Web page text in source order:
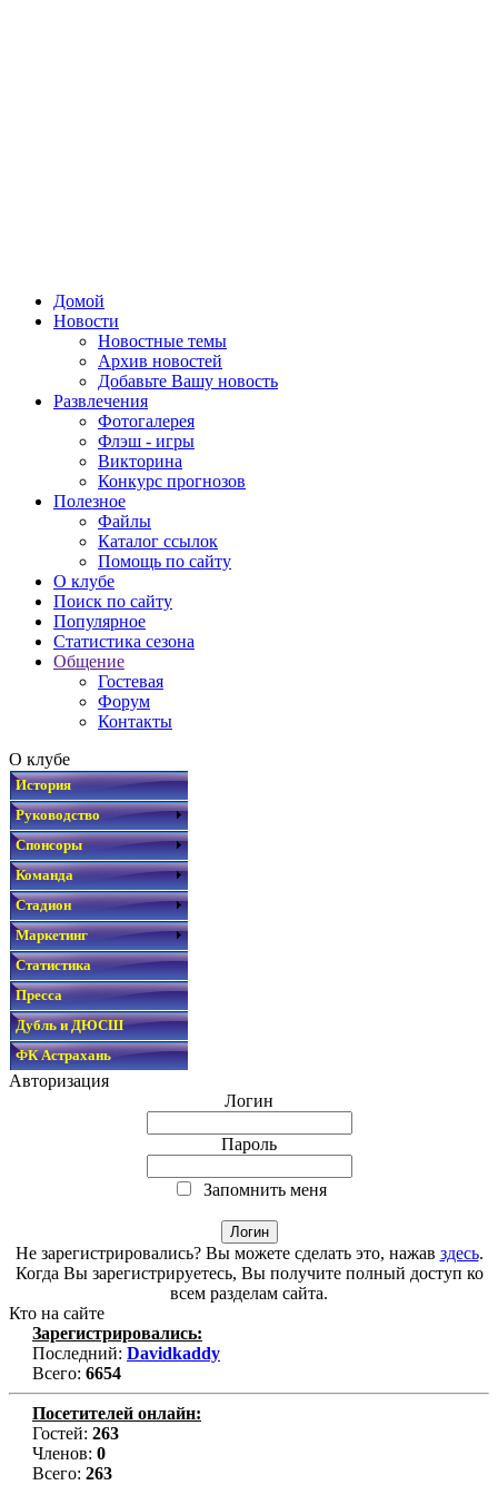
Домой
Новости
Новостные темы
Архив новостей
Добавьте Вашу новость
Развлечения
Фотогалерея
Флэш - игры
Викторина
Конкурс прогнозов
Полезное
Файлы
Каталог ссылок
Помощь по сайту
О клубе
Поиск по сайту
Популярное
Статистика сезона
Общение
Гостевая
Форум
Контакты
О клубе
История
Руководство
Спонсоры
Команда
Стадион
Маркетинг
Статистика
Пресса
Дубль и ДЮСШ
ФК Астрахань
Авторизация
Логин
Пароль
Запомнить меня
Не зарегистрировались? Вы можете сделать это, нажав здесь.
Когда Вы зарегистрируетесь, Вы получите полный доступ ко
всем разделам сайта.
Кто на сайте
Зарегистрировались:
Последний: Davidkaddy
Всего: 6654
Посетителей онлайн:
Гостей: 263
Членов: 0
Всего: 263